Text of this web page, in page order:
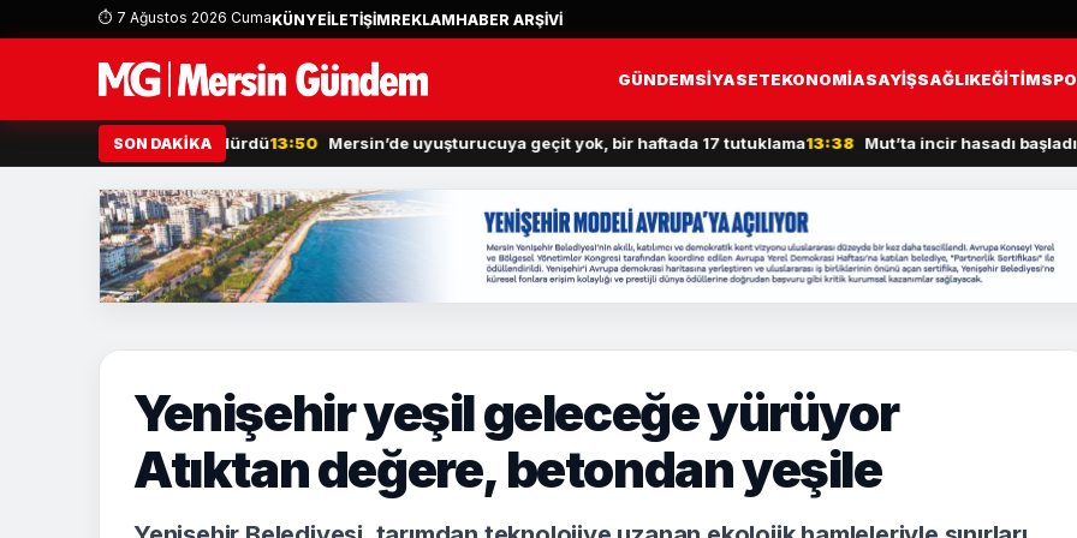
⏱ 7 Ağustos 2026 CumaKÜNYEİLETİŞİMREKLAMHABER ARŞİVİ
GÜNDEMSİYASETEKONOMİASAYİŞSAĞLIKEĞİTİM
SON DAKİKA
otomobili görüp söndürdü13:50 Mersin’de uyuşturucuya geçit yok, bir haftada 17 tutuklama13:38 Mut’ta incir hasadı başladı
Yenişehir yeşil geleceğe yürüyor
Atıktan değere, betondan yeşile